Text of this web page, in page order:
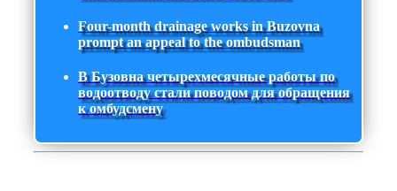
Four-month drainage works in Buzovna
prompt an appeal to the ombudsman
В Бузовна четырехмесячные работы по
водоотводу стали поводом для обращения
к омбудсмену